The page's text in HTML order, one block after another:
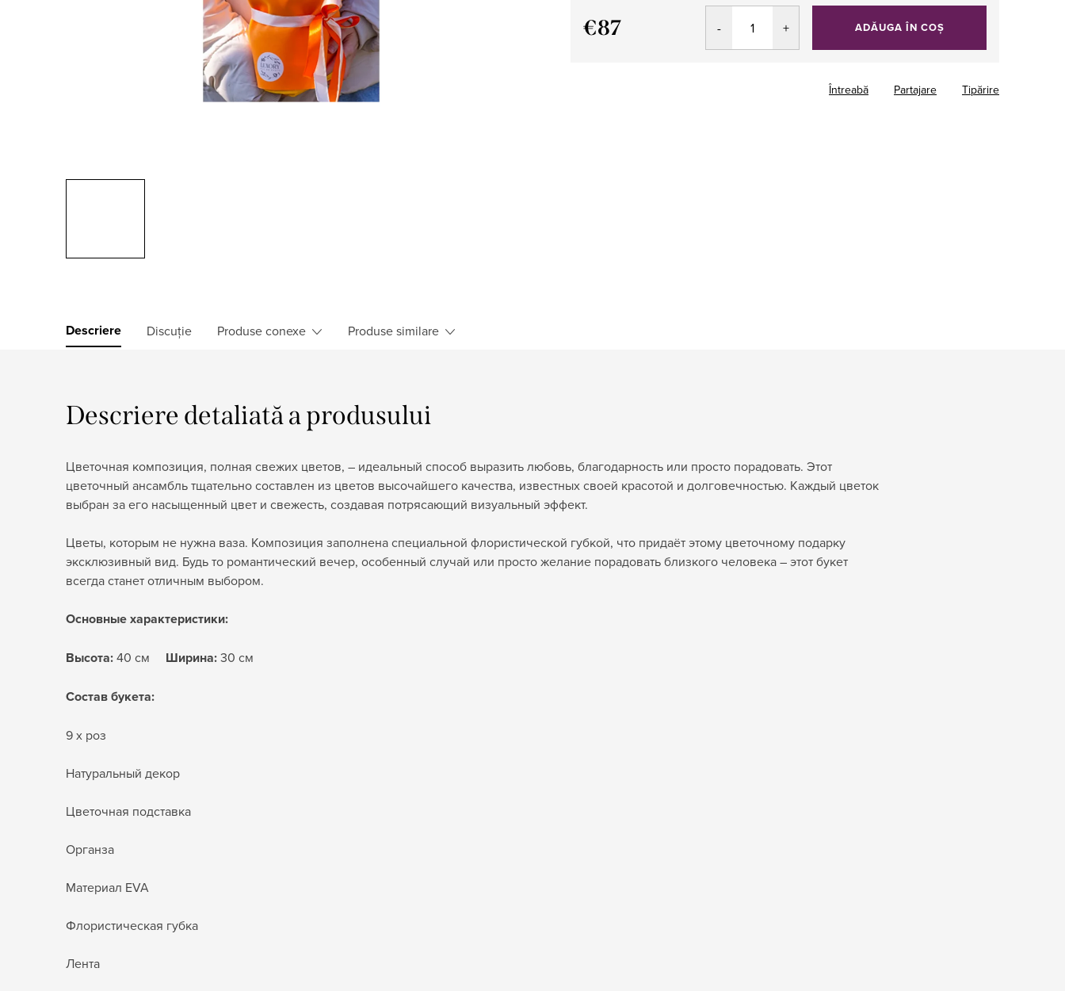
€87 ADĂUGA ÎN COŞ
Tipărire
Întreabă Partajare
Descriere Discuţie Produse conexe Produse similare
Descriere detaliată a produsului
Цветочная композиция, полная свежих цветов, – идеальный способ выразить любовь, благодарность или просто порадовать. Этот
цветочный ансамбль тщательно составлен из цветов высочайшего качества, известных своей красотой и долговечностью. Каждый цветок
выбран за его насыщенный цвет и свежесть, создавая потрясающий визуальный эффект.
Цветы, которым не нужна ваза. Композиция заполнена специальной флористической губкой, что придаёт этому цветочному подарку
эксклюзивный вид. Будь то романтический вечер, особенный случай или просто желание порадовать близкого человека – этот букет
всегда станет отличным выбором.
Основные характеристики:
Высота:40 см Ширина:30 см
Состав букета:
9 x роз
Натуральный декор
Цветочная подставка
Органза
Материал EVA
Флористическая губка
Лента